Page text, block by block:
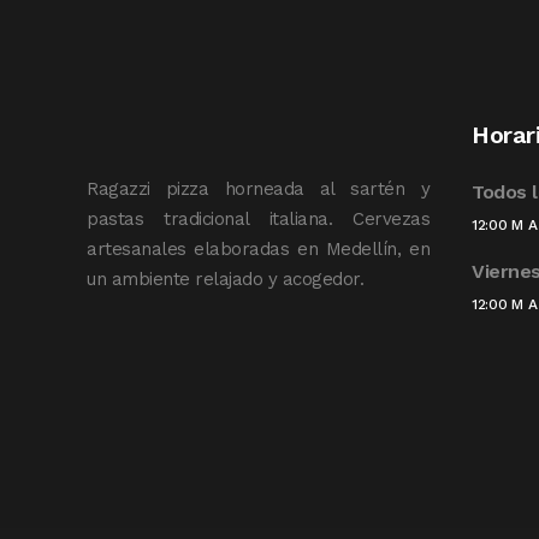
Ragazzi pizza horneada al sartén y
pastas tradicional italiana. Cervezas
artesanales elaboradas en Medellín, en
un ambiente relajado y acogedor.
Todos
12:00 M
12:00 M